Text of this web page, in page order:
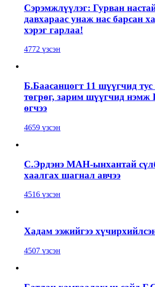
Сэрэмжлүүлэг: Гурван
давхараас унаж нас барсан
хэрэг гарлаа!
4772 үзсэн
Б.Баасанцогт 11 шүүгчид тус
төгрөг, зарим шүүгчид нэмж
өгчээ
4659 үзсэн
С.Эрдэнэ МАН-ынхантай
хаалгах шагнал авчээ
4516 үзсэн
Хадам ээжийгээ
4507 үзсэн